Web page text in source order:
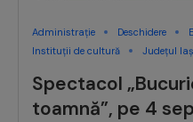
Administrație Deschidere
Instituții de cultură
Județul
Spectacol
toamnă”, pe 4